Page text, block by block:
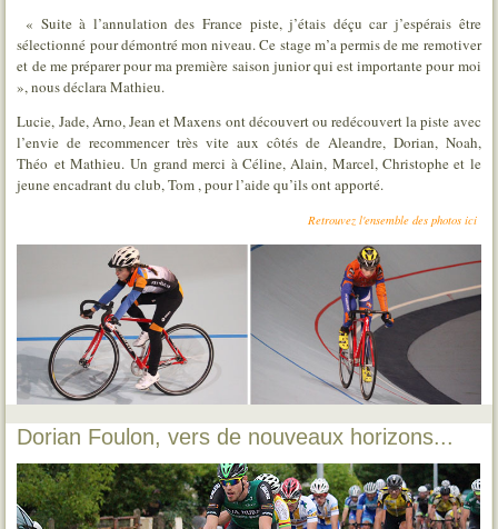
« Suite à l’annulation des France piste, j’étais déçu car j’espérais être
sélectionné pour démontré mon niveau. Ce stage m’a permis de me remotiver
et de me préparer pour ma première saison junior qui est importante pour moi
», nous déclara Mathieu.
Lucie, Jade, Arno, Jean et Maxens ont découvert ou redécouvert la piste avec
l’envie de recommencer très vite aux côtés de Aleandre, Dorian, Noah,
Théo et Mathieu. Un grand merci à Céline, Alain, Marcel, Christophe et le
jeune encadrant du club, Tom , pour l’aide qu’ils ont apporté.
Retrouvez l'ensemble des photos ici
Dorian Foulon, vers de nouveaux horizons...